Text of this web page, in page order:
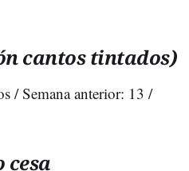
cantos tintados)
/ Semana anterior: 13 /
cesa